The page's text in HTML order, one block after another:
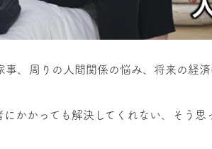
、周りの人間関係の悩み、将来の経
かかっても解決してくれない、そう思